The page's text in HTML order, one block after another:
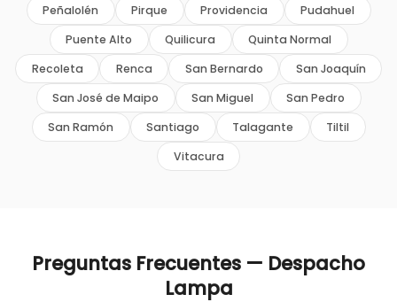
Peñalolén Pirque Providencia
Pudahuel
Puente Alto
Quilicura
Quinta Normal
Recoleta
Renca San Bernardo
San Joaquín
San José de Maipo
San Miguel
San Pedro
San Ramón
Santiago Talagante
Tiltil
Vitacura
Preguntas Frecuentes — Despacho
Lampa